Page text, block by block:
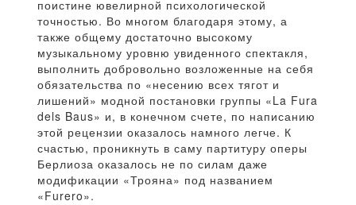
поистине ювелирной психологической
точностью. Во многом благодаря этому, а
также общему достаточно высокому
музыкальному уровню увиденного спектакля,
выполнить добровольно возложенные на себя
обязательства по «несению всех тягот и
лишений» модной постановки группы «La Fura
dels Baus» и, в конечном счете, по написанию
этой рецензии оказалось намного легче. К
счастью, проникнуть в саму партитуру оперы
Берлиоза оказалось не по силам даже
модификации «Трояна» под названием
«Furero».